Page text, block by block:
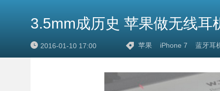
3.5mm成历史 苹果做无线耳
2016-01-10 17:00 苹果 iPhone 7 蓝牙耳